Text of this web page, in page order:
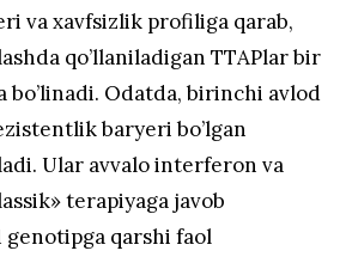
va xavfsizlik profiliga qarab,
qo’llaniladigan TTAPlar bir
bo’linadi. Odatda, birinchi avlod
baryeri bo’lgan
Ular avvalo interferon va
terapiyaga javob
genotipga qarshi faol